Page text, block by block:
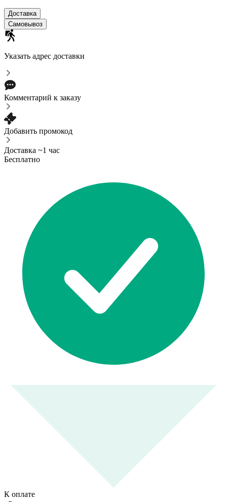
Доставка
Самовывоз
Указать адрес доставки
Комментарий к заказу
Добавить промокод
Доставка ~1 час
Бесплатно
К оплате